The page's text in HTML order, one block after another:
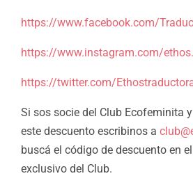
https://www.facebook.com/
https://www.instagram.com/
https://twitter.com/
Si sos socie del Club Ecofeminita
este descuento escribinos a
buscá el código de descuento en
exclusivo del Club.